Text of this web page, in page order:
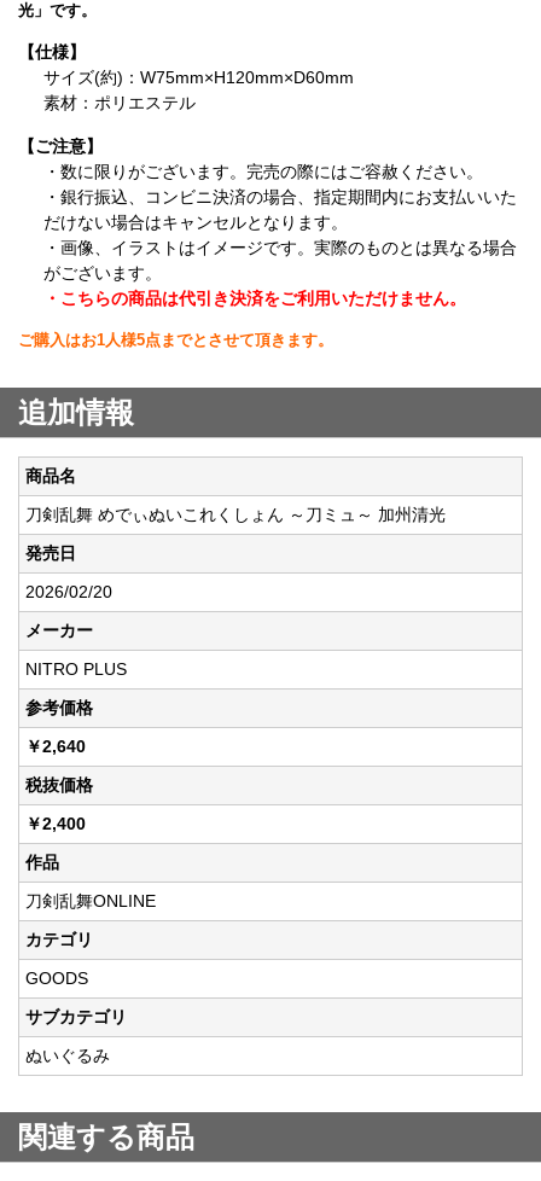
光」です。
【仕様】
サイズ(約)：W75mm×H120mm×D60mm
素材：ポリエステル
【ご注意】
・数に限りがございます。完売の際にはご容赦ください。
・銀行振込、コンビニ決済の場合、指定期間内にお支払いいた
だけない場合はキャンセルとなります。
・画像、イラストはイメージです。実際のものとは異なる場合
がございます。
・こちらの商品は代引き決済をご利用いただけません。
ご購入はお1人様5点までとさせて頂きます。
追加情報
商品名
刀剣乱舞 めでぃぬいこれくしょん ～刀ミュ～ 加州清光
発売日
2026/02/20
メーカー
NITRO PLUS
参考価格
￥2,640
税抜価格
￥2,400
作品
刀剣乱舞ONLINE
カテゴリ
GOODS
サブカテゴリ
ぬいぐるみ
関連する商品